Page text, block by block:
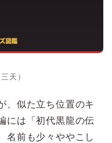
天）
、似た立ち位置のキ
には「初代黒龍の伝
名前も少々ややこし